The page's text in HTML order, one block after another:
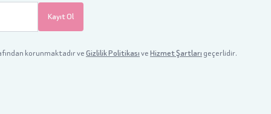
Kayıt Ol
korunmaktadır veGizlilik PolitikasıveHizmet Şartları geçerlidir.